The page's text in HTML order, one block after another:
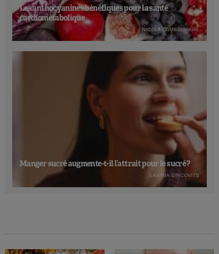
Les anthocyanines bénéfiques pour la santé
cardiométabolique
NICOLAS GUGGENBÜHL
Manger sucré augmente-t-il l’attrait pour le sucré ?
LAVINIA SINCOVITS